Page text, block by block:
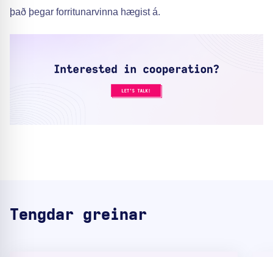
það þegar forritunarvinna hægist á.
Tengdar greinar